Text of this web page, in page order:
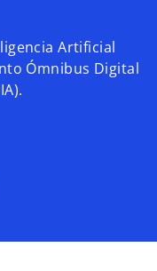
Artificial
Ómnibus Digital